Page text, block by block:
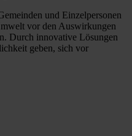
und Einzelpersonen
vor den Auswirkungen
Durch innovative Lösungen
geben, sich vor